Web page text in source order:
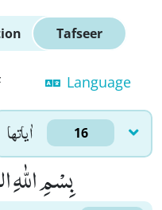
Tafseer
Language
اٰياتها 16
بِسْمِ